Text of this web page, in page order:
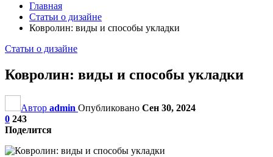
Главная
Статьи о дизайне
Ковролин: виды и способы укладки
Статьи о дизайне
Ковролин: виды и способы укладки
Автор admin Опубликовано Сен 30, 2024
0 243
Поделится